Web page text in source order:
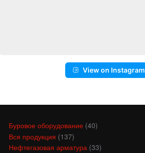
View on Instagram
Буровое оборудование(40)
Вся продукция (137)
Нефтегазовая арматура(33)